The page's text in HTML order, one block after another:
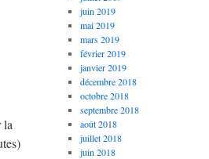
la
juin 2019
mai 2019
mars 2019
février 2019
janvier 2019
décembre 2018
octobre 2018
septembre 2018
août 2018
juillet 2018
juin 2018